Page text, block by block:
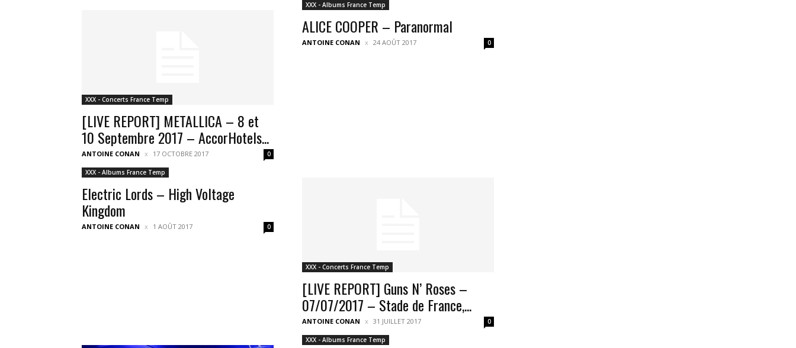
XXX - Concerts France Temp
[LIVE REPORT] METALLICA – 8 et
10 Septembre 2017 – AccorHotels...
ANTOINE CONAN 17 OCTOBRE 2017 0
XXX - Albums France Temp
ALICE COOPER – Paranormal
ANTOINE CONAN 24 AOÛT 2017 0
XXX - Albums France Temp
Electric Lords – High Voltage
Kingdom
ANTOINE CONAN 1 AOÛT 2017 0
XXX - Concerts France Temp
[LIVE REPORT] Guns N’ Roses –
07/07/2017 – Stade de France,...
ANTOINE CONAN 31 JUILLET 2017 0
XXX - Albums France Temp